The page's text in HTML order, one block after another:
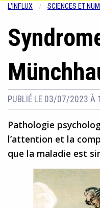
L'INFLUX SCIENCES ET
PUBLIÉ LE 03/07/2023 À
Pathologie
l’attention et la
que la maladie est